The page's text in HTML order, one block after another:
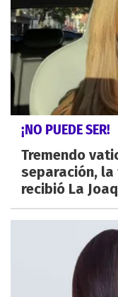
¡NO PUEDE SER!
Tremendo
separación,
recibió La